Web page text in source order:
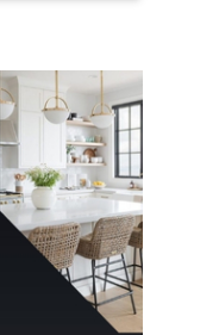
nghệ có thể
công dân Trung
mặt lệnh cấm
kéo dài tới 3
Trong khi đó, người
sử dụng giấy
có nguy cơ bị từ
cảnh hoặc
Trung Quốc tới